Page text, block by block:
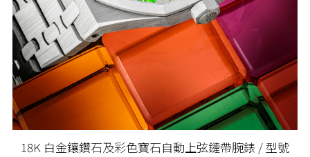
18K 白金鑲鑽石及彩色寶石自動上弦鏈帶腕錶 / 型號